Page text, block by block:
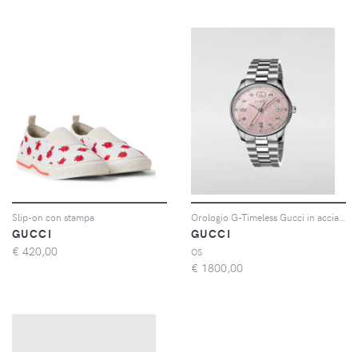
Slip-on con stampa
GUCCI
€ 420,00
GUCCI
OS
€ 1800,00